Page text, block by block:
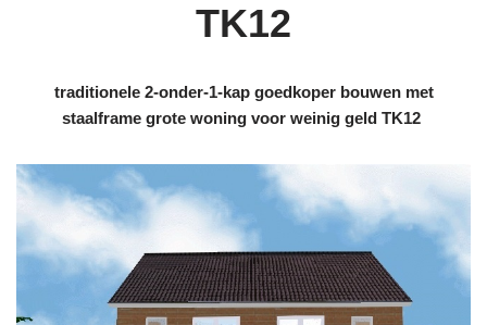
TK12
traditionele 2-onder-1-kap goedkoper bouwen met
staalframe grote woning voor weinig geld TK12